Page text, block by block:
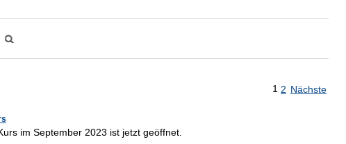
1 2 Nächste
im September 2023 ist jetzt geöffnet.